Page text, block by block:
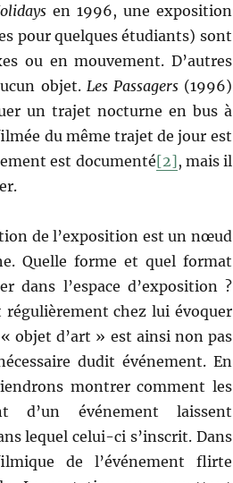
en 1996, une exposition
pour quelques étudiants) sont
ou en mouvement. D’autres
objet. Les Passagers(1996)
un trajet nocturne en bus à
du même trajet de jour est
est documenté[2], mais il
de l’exposition est un nœud
Quelle forme et quel format
dans l’espace d’exposition ?
chez lui évoquer
objet d’art » est ainsi non pas
dudit événement. En
montrer comment les
d’un événement laissent
lequel celui-ci s’inscrit. Dans
de l’événement flirte